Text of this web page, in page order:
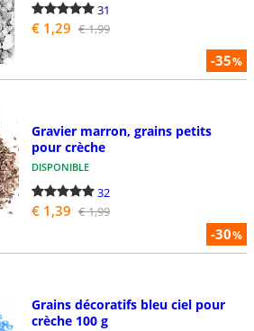
-35%
31
€ 1,29 € 1,99
-30%
Gravier marron, grains petits
pour crèche
DISPONIBLE
32
€ 1,39 € 1,99
Grains décoratifs bleu ciel pour
crèche 100 g